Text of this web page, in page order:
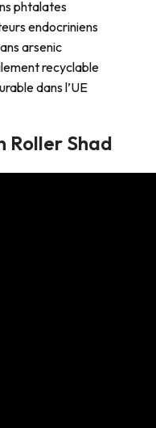
phtalates
endocriniens
arsenic
recyclable
dans l’UE
Roller Shad